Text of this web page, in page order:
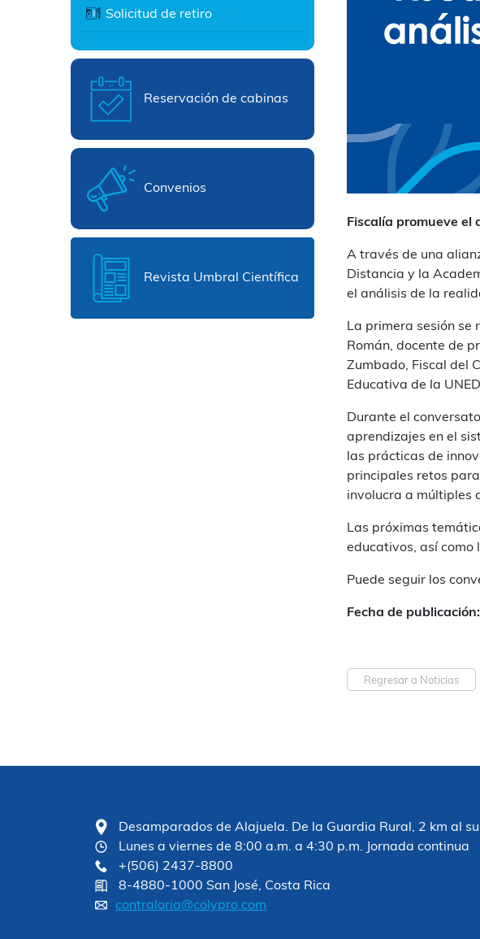
Solicitud de retiro
Reservación de cabinas
Convenios
Revista Umbral Científica
Fiscalía promueve
A través de una
Distancia y la
el análisis de la
La primera sesión
Román, docente de
Zumbado, Fiscal del
Educativa de la
Durante el
aprendizajes en el
las prácticas de
principales retos
involucra a múltiples
Las próximas
educativos, así como
Puede seguir los
Fecha de publicación:
Regresar a Noticias
Desamparados de Alajuela. De la Guardia Rural, 2 km al
Lunes a viernes de 8:00 a.m. a 4:30 p.m. Jornada continua
+(506) 2437-8800
8-4880-1000 San José, Costa Rica
contraloria@colypro.com